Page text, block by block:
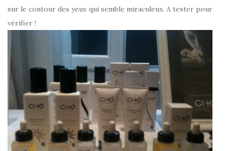
sur le contour des yeux qui semble miraculeux. A tester pour
vérifier !